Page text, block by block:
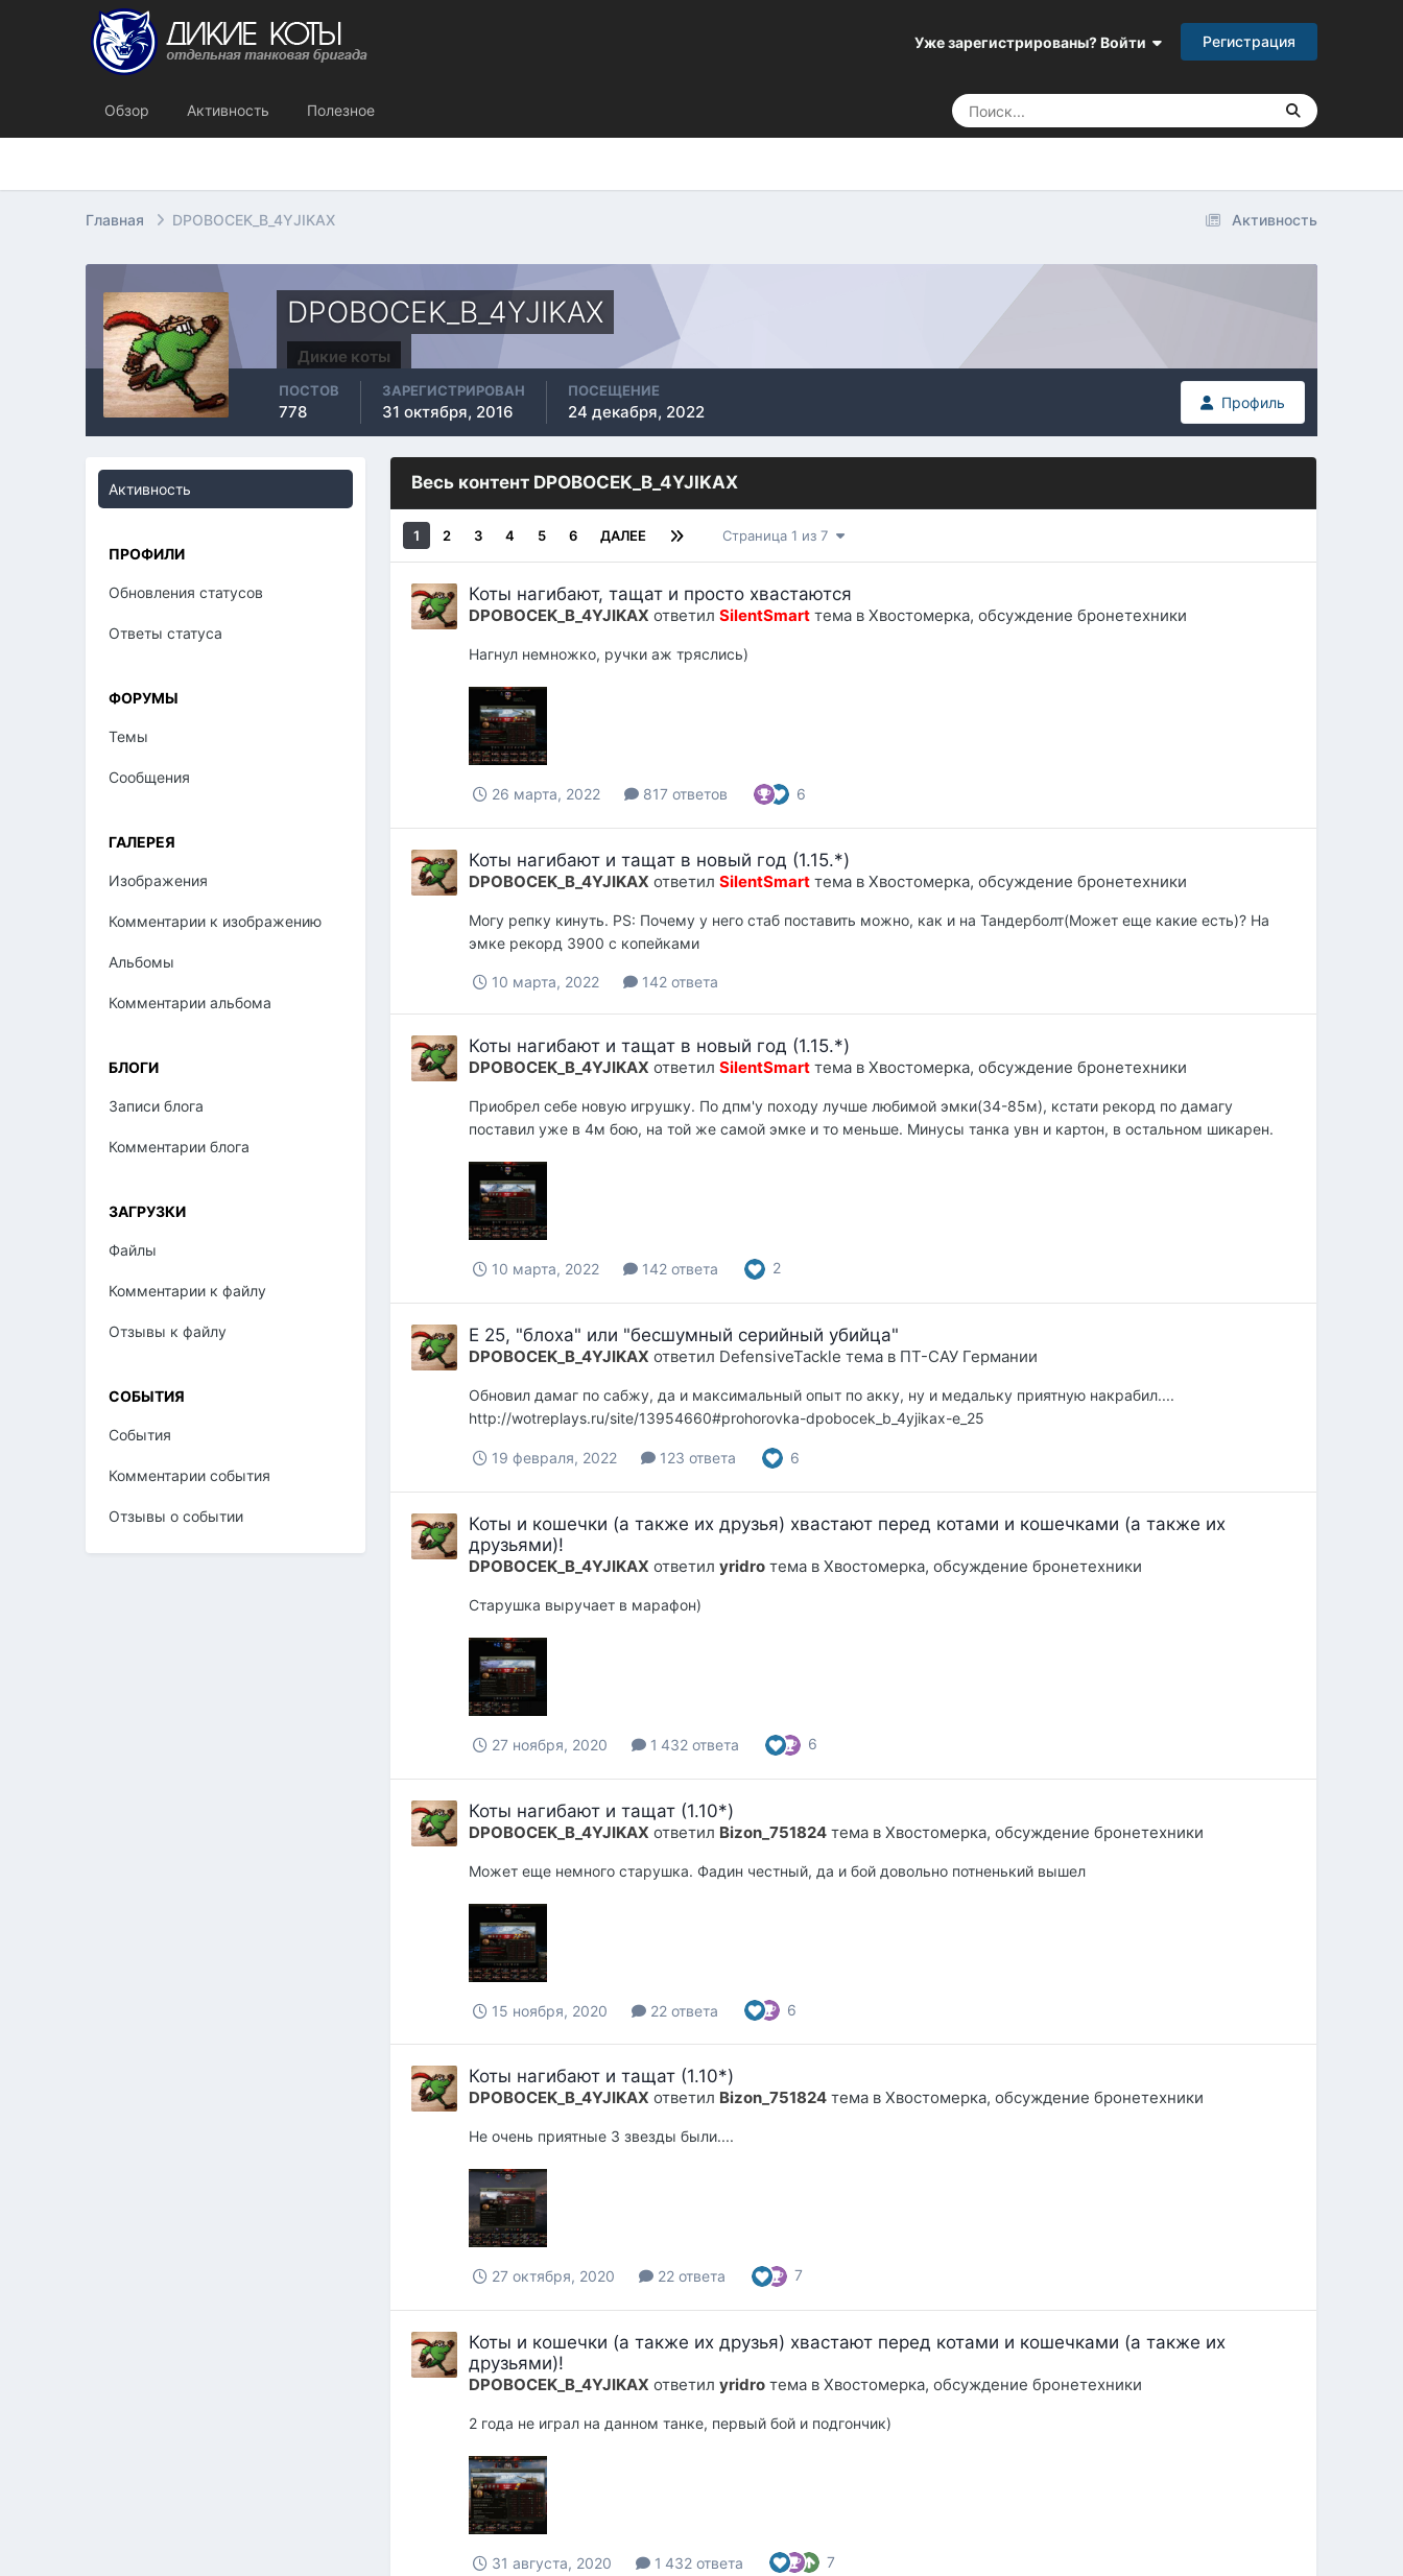
Уже зарегистрированы? Войти Регистрация
Обзор Активность Полезное
Активность
Главная DPOBOCEK_B_4YJIKAX
DPOBOCEK_B_4YJIKAX
Дикие коты
Профиль
ПОСТОВ
778
ЗАРЕГИСТРИРОВАН
31 октября, 2016
ПОСЕЩЕНИЕ
24 декабря, 2022
Активность
ПРОФИЛИ
Обновления статусов
Ответы статуса
ФОРУМЫ
Темы
Сообщения
ГАЛЕРЕЯ
Изображения
Комментарии к изображению
Альбомы
Комментарии альбома
БЛОГИ
Записи блога
Комментарии блога
ЗАГРУЗКИ
Файлы
Комментарии к файлу
Отзывы к файлу
СОБЫТИЯ
События
Комментарии события
Отзывы о событии
Весь контент DPOBOCEK_B_4YJIKAX
1 2 3 4 5 6 ДАЛЕЕ Страница 1 из 7
Коты нагибают, тащат и просто хвастаются
DPOBOCEK_B_4YJIKAX ответилSilentSmart тема вХвостомерка, обсуждение бронетехники
Нагнул немножко, ручки аж тряслись)
26 марта, 2022 817 ответов 6
Коты нагибают и тащат в новый год (1.15.*)
DPOBOCEK_B_4YJIKAX ответилSilentSmart тема вХвостомерка, обсуждение бронетехники
Могу репку кинуть. PS: Почему у него стаб поставить можно, как и на Тандерболт(Может еще какие есть)? На
эмке рекорд 3900 с копейками
10 марта, 2022 142 ответа
Коты нагибают и тащат в новый год (1.15.*)
DPOBOCEK_B_4YJIKAX ответилSilentSmart тема вХвостомерка, обсуждение бронетехники
Приобрел себе новую игрушку. По дпм'у походу лучше любимой эмки(34-85м), кстати рекорд по дамагу
поставил уже в 4м бою, на той же самой эмке и то меньше. Минусы танка увн и картон, в остальном шикарен.
10 марта, 2022 142 ответа 2
E 25, "блоха" или "бесшумный серийный убийца"
DPOBOCEK_B_4YJIKAX ответил DefensiveTackle тема в ПТ-САУ Германии
Обновил дамаг по сабжу, да и максимальный опыт по акку, ну и медальку приятную накрабил....
http://wotreplays.ru/site/13954660#prohorovka-dpobocek_b_4yjikax-e_25
19 февраля, 2022 123 ответа 6
Коты и кошечки (а также их друзья) хвастают перед котами и кошечками (а также их
друзьями)!
DPOBOCEK_B_4YJIKAX ответилyridro тема вХвостомерка, обсуждение бронетехники
Старушка выручает в марафон)
27 ноября, 2020 1 432 ответа 6
Коты нагибают и тащат (1.10*)
DPOBOCEK_B_4YJIKAX ответил Bizon_751824 тема вХвостомерка, обсуждение бронетехники
Может еще немного старушка. Фадин честный, да и бой довольно потненький вышел
15 ноября, 2020 22 ответа 6
Коты нагибают и тащат (1.10*)
DPOBOCEK_B_4YJIKAX ответил Bizon_751824 тема вХвостомерка, обсуждение бронетехники
Не очень приятные 3 звезды были....
27 октября, 2020 22 ответа 7
Коты и кошечки (а также их друзья) хвастают перед котами и кошечками (а также их
друзьями)!
DPOBOCEK_B_4YJIKAX ответилyridro тема вХвостомерка, обсуждение бронетехники
2 года не играл на данном танке, первый бой и подгончик)
31 августа, 2020 1 432 ответа 7